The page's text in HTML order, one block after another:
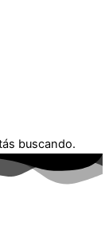
buscando.